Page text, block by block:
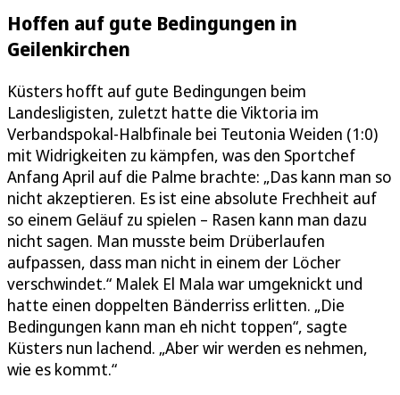
Hoffen auf gute Bedingungen in
Geilenkirchen
Küsters hofft auf gute Bedingungen beim
Landesligisten, zuletzt hatte die Viktoria im
Verbandspokal-Halbfinale bei Teutonia Weiden (1:0)
mit Widrigkeiten zu kämpfen, was den Sportchef
Anfang April auf die Palme brachte: „Das kann man so
nicht akzeptieren. Es ist eine absolute Frechheit auf
so einem Geläuf zu spielen – Rasen kann man dazu
nicht sagen. Man musste beim Drüberlaufen
aufpassen, dass man nicht in einem der Löcher
verschwindet.“ Malek El Mala war umgeknickt und
hatte einen doppelten Bänderriss erlitten. „Die
Bedingungen kann man eh nicht toppen“, sagte
Küsters nun lachend. „Aber wir werden es nehmen,
wie es kommt.“